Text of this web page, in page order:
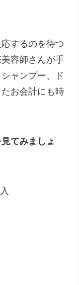
するのを待つ
容師さんが手
ャンプー、ド
お会計にも時
てみましょ